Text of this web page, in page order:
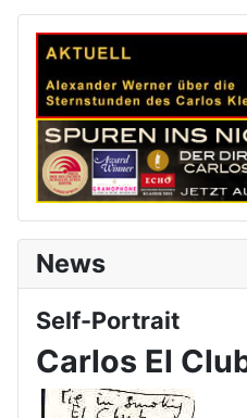
News
Self-Portrait
Carlos El